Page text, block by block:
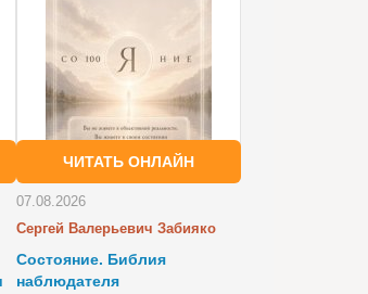
ЧИТАТЬ ОНЛАЙН
07.08.2026
Сергей Валерьевич Забияко
Состояние. Библия
наблюдателя